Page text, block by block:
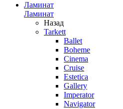
Ламинат
Ламинат
Назад
Tarkett
Ballet
Boheme
Cinema
Cruise
Estetica
Gallery
Imperator
Navigator